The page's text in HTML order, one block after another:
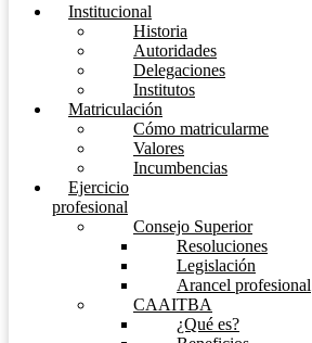
Institucional
Historia
Autoridades
Delegaciones
Institutos
Matriculación
Cómo matricularme
Valores
Incumbencias
Ejercicio
profesional
Consejo Superior
Resoluciones
Legislación
Arancel profesional
CAAITBA
¿Qué es?